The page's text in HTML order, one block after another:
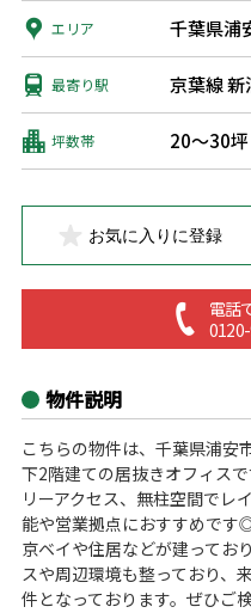
エリア 千葉県浦
最寄り駅 京葉線
坪数帯 20～30坪
お気に入りに登録
電話
物件説明
こちらの物件は、千葉県浦安
下2階建ての居抜きオフィス
リーアクセス、無柱空間でレ
能や営業拠点におすすめです
京ベイや住居などが建ってお
スや周辺環境も整っており、
件となっております。ぜひご